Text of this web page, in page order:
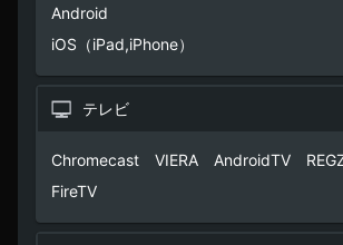
Android
iOS（iPad,iPhone）
テレビ
Chromecast　VIERA　AndroidTV　
FireTV